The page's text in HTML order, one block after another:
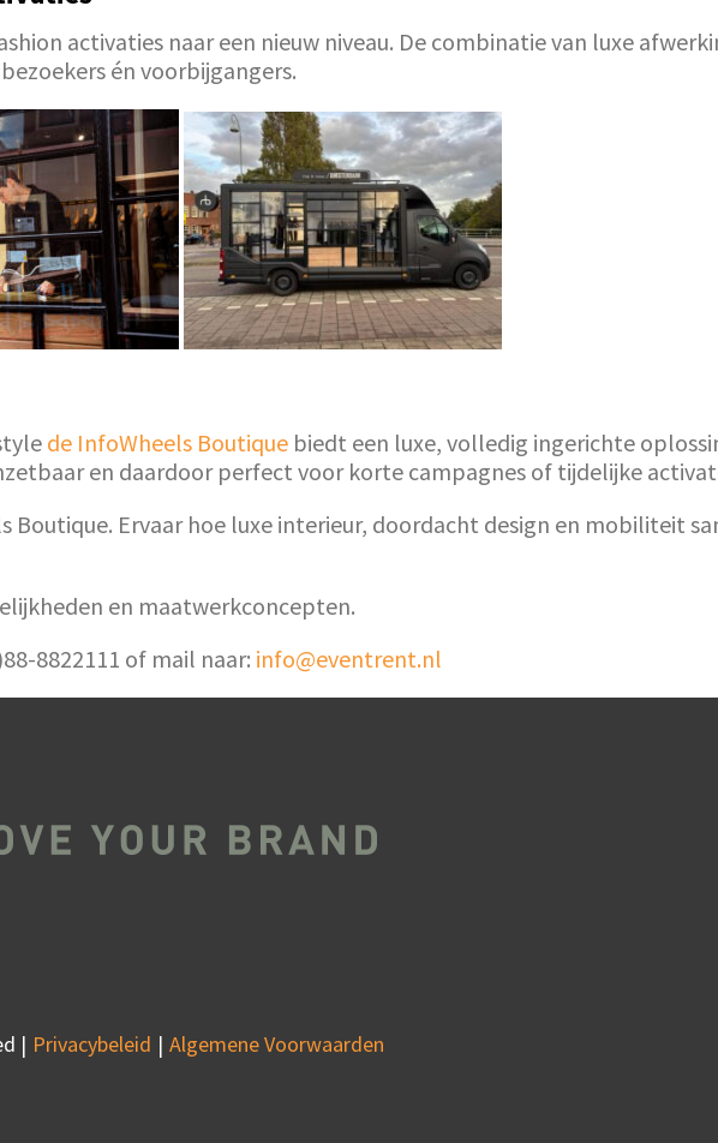
activaties naar een nieuw niveau. De combinatie van luxe
én voorbijgangers.
de InfoWheels Boutique biedt een luxe, volledig ingerichte
en daardoor perfect voor korte campagnes of tijdelijke
Ervaar hoe luxe interieur, doordacht design en mobiliteit
en maatwerkconcepten.
8822111 of mail naar: info@eventrent.nl
| Privacybeleid Algemene Voorwaarden